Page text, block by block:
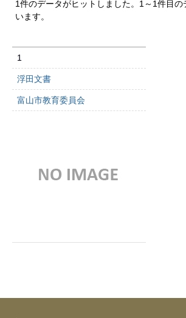
1件のデータがヒットしました。1～1件目の
います。
1
浮田文書
富山市教育委員会